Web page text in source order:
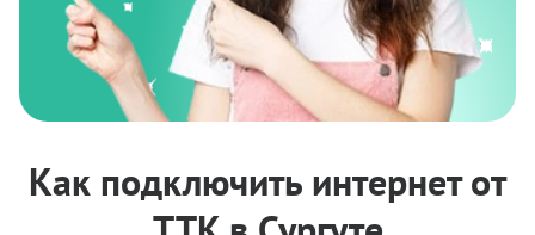
Как подключить интернет от